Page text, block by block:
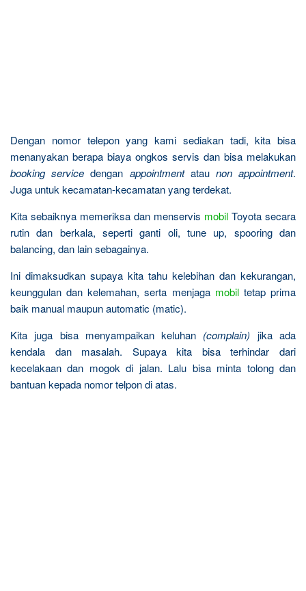
Dengan nomor telepon yang kami sediakan tadi, kita bisa
menanyakan berapa biaya ongkos servis dan bisa melakukan
booking service dengan appointmentatau non appointment.
Juga untuk kecamatan-kecamatan yang terdekat.
Kita sebaiknya memeriksa dan menservis mobil Toyota secara
rutin dan berkala, seperti ganti oli, tune up, spooring dan
balancing, dan lain sebagainya.
Ini dimaksudkan supaya kita tahu kelebihan dan kekurangan,
keunggulan dan kelemahan, serta menjaga mobiltetap prima
baik manual maupun automatic (matic).
Kita juga bisa menyampaikan keluhan (complain) jika ada
kendala dan masalah. Supaya kita bisa terhindar dari
kecelakaan dan mogok di jalan. Lalu bisa minta tolong dan
bantuan kepada nomor telpon di atas.